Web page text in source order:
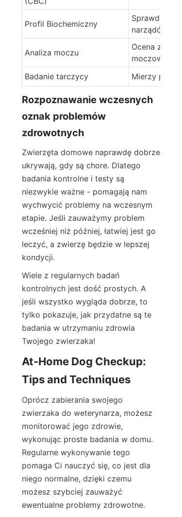
Profil Biochemiczny
Sprawdza
narządów
Analiza moczu
Ocena
moczowego
Badanie tarczycy
Mierzy
Rozpoznawanie wczesnych
oznak problemów
zdrowotnych
Zwierzęta domowe naprawdę dobrze
ukrywają, gdy są chore. Dlatego
badania kontrolne i testy są
niezwykle ważne - pomagają nam
wychwycić problemy na wczesnym
etapie. Jeśli zauważymy problem
wcześniej niż później, łatwiej jest go
leczyć, a zwierzę będzie w lepszej
kondycji.
Wiele z regularnych badań
kontrolnych jest dość prostych. A
jeśli wszystko wygląda dobrze, to
tylko pokazuje, jak przydatne są te
badania w utrzymaniu zdrowia
Twojego zwierzaka!
At-Home Dog Checkup:
Tips and Techniques
Oprócz zabierania swojego
zwierzaka do weterynarza, możesz
monitorować jego zdrowie,
wykonując proste badania w domu.
Regularne wykonywanie tego
pomaga Ci nauczyć się, co jest dla
niego normalne, dzięki czemu
możesz szybciej zauważyć
ewentualne problemy zdrowotne.